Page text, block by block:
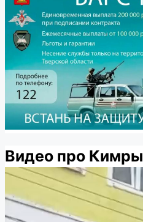
Видео про Кимры